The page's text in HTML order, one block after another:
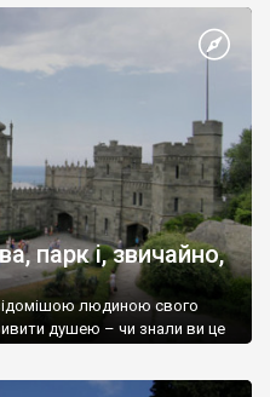
парк і, звичайно,
людиною свого
душею – чи знали ви це